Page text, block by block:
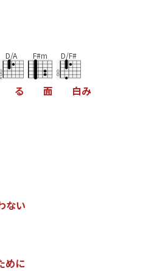
D/A
る
F#m
面
D/F#
白み
ない
めに